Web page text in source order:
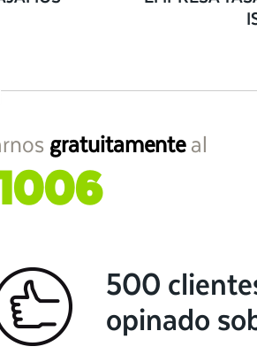
gratuitamenteal
500
opinado